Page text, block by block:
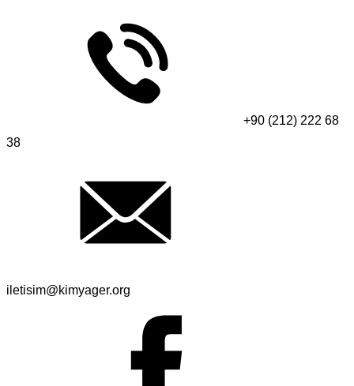
+90 (212) 222 68
38
iletisim@kimyager.org